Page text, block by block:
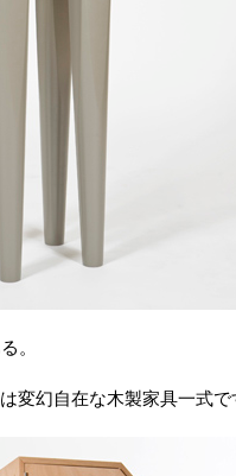
。
変幻自在な木製家具一式で